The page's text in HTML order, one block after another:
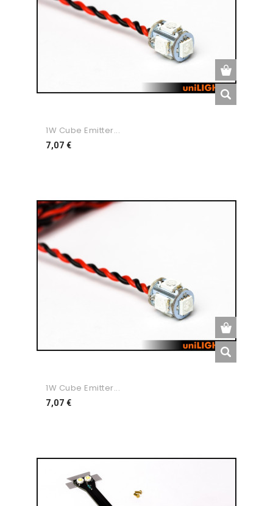
1W Cube Emitter...
7,07 €Preço
1W Cube Emitter...
7,07 €Preço